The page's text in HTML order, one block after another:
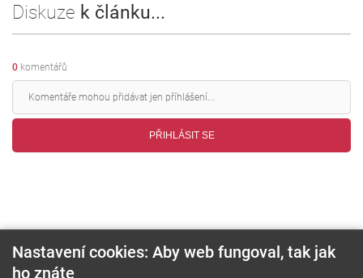
Diskuze k článku...
0 komentářů
PŘIHLÁSIT SE
Nastavení cookies: Aby web fungoval, tak jak
ho znáte